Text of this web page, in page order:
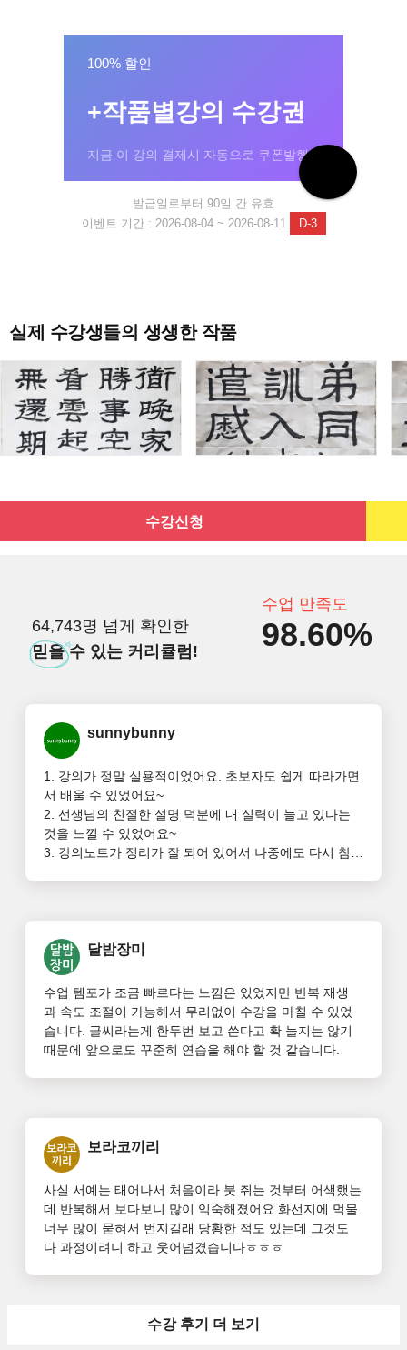
100% 할인
+작품별강의 수강권
지금 이 강의 결제시 자동으로 쿠폰발행!
발급일로부터 90일 간 유효
이벤트 기간 : 2026-08-04 ~ 2026-08-11
D-3
실제 수강생들의 생생한 작품
수강신청
64,743명 넘게 확인한
믿을수 있는 커리큘럼!
수업 만족도
98.60%
sunnybunny
1. 강의가 정말 실용적이었어요. 초보자도 쉽게 따라가면
서 배울 수 있었어요~
2. 선생님의 친절한 설명 덕분에 내 실력이 늘고 있다는
것을 느낄 수 있었어요~
3. 강의노트가 정리가 잘 되어 있어서 나중에도 다시 참고
달밤장미
수업 템포가 조금 빠르다는 느낌은 있었지만 반복 재생
과 속도 조절이 가능해서 무리없이 수강을 마칠 수 있었
습니다. 글씨라는게 한두번 보고 쓴다고 확 늘지는 않기
때문에 앞으로도 꾸준히 연습을 해야 할 것 같습니다.
보라코끼리
사실 서예는 태어나서 처음이라 붓 쥐는 것부터 어색했는
데 반복해서 보다보니 많이 익숙해졌어요 화선지에 먹물
너무 많이 묻혀서 번지길래 당황한 적도 있는데 그것도
다 과정이려니 하고 웃어넘겼습니다ㅎㅎㅎ
수강 후기 더 보기